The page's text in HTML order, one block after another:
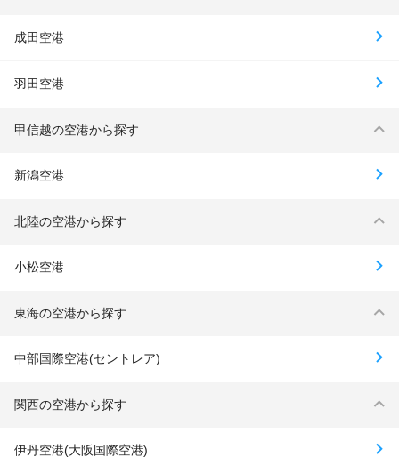
成田空港
羽田空港
甲信越の空港から探す
新潟空港
北陸の空港から探す
小松空港
東海の空港から探す
中部国際空港(セントレア)
関西の空港から探す
伊丹空港(大阪国際空港)